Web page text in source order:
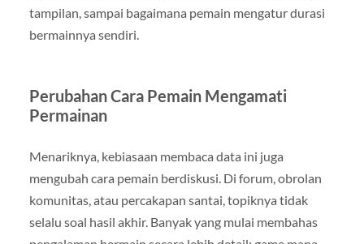
tampilan, sampai bagaimana pemain mengatur durasi
bermainnya sendiri.
Perubahan Cara Pemain Mengamati
Permainan
Menariknya, kebiasaan membaca data ini juga
mengubah cara pemain berdiskusi. Di forum, obrolan
komunitas, atau percakapan santai, topiknya tidak
selalu soal hasil akhir. Banyak yang mulai membahas